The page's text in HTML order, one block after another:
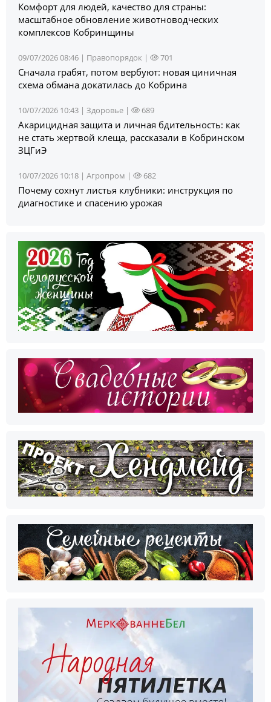
Комфорт для людей, качество для страны:
масштабное обновление животноводческих
комплексов Кобринщины
09/07/2026 08:46 | Правопорядок | 701
Сначала грабят, потом вербуют: новая циничная
схема обмана докатилась до Кобрина
10/07/2026 10:43 | Здоровье | 689
Акарицидная защита и личная бдительность: как
не стать жертвой клеща, рассказали в Кобринском
ЗЦГиЭ
10/07/2026 10:18 | Агропром | 682
Почему сохнут листья клубники: инструкция по
диагностике и спасению урожая